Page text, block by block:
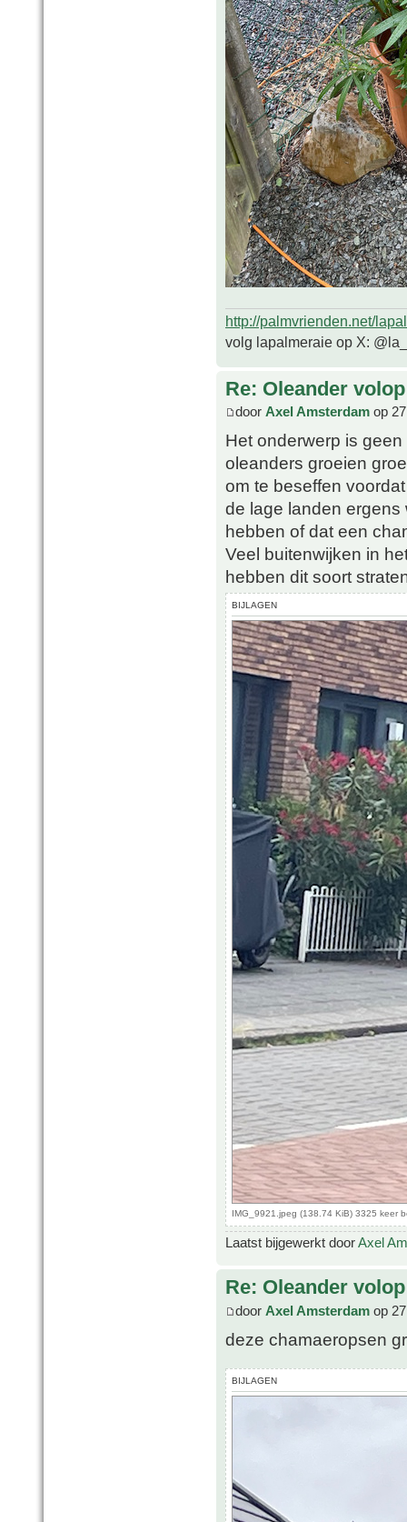
http://palmvrienden.net/
volg lapalmeraie op X:
Re: Oleander
door Axel Amsterdam op
Het onderwerp is
oleanders groeien
om te beseffen
de lage landen ergens
hebben of dat een
Veel buitenwijken in
hebben dit soort
BIJLAGEN
IMG_9921.jpeg (138.74 KiB) 3325 keer
Laatst bijgewerkt doorAxel
Re: Oleander
door Axel Amsterdam op
deze chamaeropsen
BIJLAGEN